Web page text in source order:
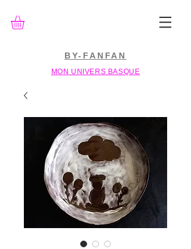
BY-FANFAN
MON UNIVERS BASQUE